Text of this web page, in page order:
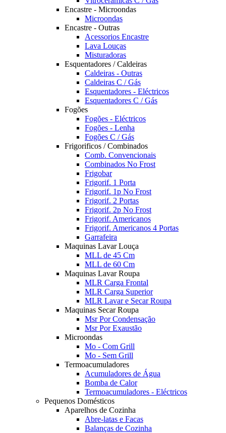
Encastre - Microondas
Microondas
Encastre - Outras
Acessorios Encastre
Lava Louças
Misturadoras
Esquentadores / Caldeiras
Caldeiras - Outras
Caldeiras C / Gás
Esquentadores - Eléctricos
Esquentadores C / Gás
Fogões
Fogões - Eléctricos
Fogões - Lenha
Fogões C / Gás
Frigorificos / Combinados
Comb. Convencionais
Combinados No Frost
Frigobar
Frigorif. 1 Porta
Frigorif. 1p No Frost
Frigorif. 2 Portas
Frigorif. 2p No Frost
Frigorif. Americanos
Frigorif. Americanos 4 Portas
Garrafeira
Maquinas Lavar Louça
MLL de 45 Cm
MLL de 60 Cm
Maquinas Lavar Roupa
MLR Carga Frontal
MLR Carga Superior
MLR Lavar e Secar Roupa
Maquinas Secar Roupa
Msr Por Condensação
Msr Por Exaustão
Microondas
Mo - Com Grill
Mo - Sem Grill
Termoacumuladores
Acumuladores de Água
Bomba de Calor
Termoacumuladores - Eléctricos
Pequenos Domésticos
Aparelhos de Cozinha
Abre-latas e Facas
Balanças de Cozinha